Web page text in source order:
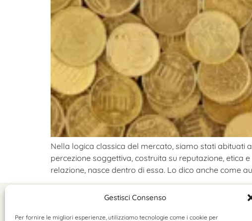
Gestisci Consenso
Per fornire le migliori esperienze, utilizziamo tecnologie come i cookie per
Nella logica classica del mercato, siamo stati abituati
percezione soggettiva, costruita su reputazione, etica
relazione, nasce dentro di essa. Lo dico anche come